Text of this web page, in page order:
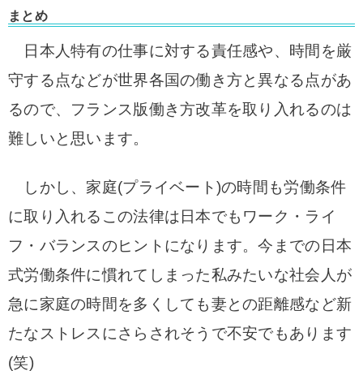
まとめ
日本人特有の仕事に対する責任感や、時間を厳
守する点などが世界各国の働き方と異なる点があ
るので、フランス版働き方改革を取り入れるのは
難しいと思います。
しかし、家庭(プライベート)の時間も労働条件
に取り入れるこの法律は日本でもワーク・ライ
フ・バランスのヒントになります。今までの日本
式労働条件に慣れてしまった私みたいな社会人が
急に家庭の時間を多くしても妻との距離感など新
たなストレスにさらされそうで不安でもあります
(笑)